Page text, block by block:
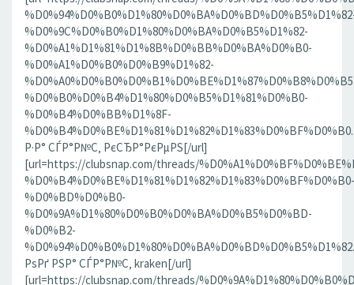
%D0%9C%D0%B0%D1%80%D0%BA%D0%B5%D1%82-
%D0%A1%D1%81%D1%8B%D0%BB%D0%BA%D0%B0-
%D0%A1%D0%B0%D0%B9%D1%82-
%D0%B0%D0%B4%D1%80%D0%B5%D1%81%D0%B0-
%D0%B4%D0%BB%D1%8F-
Р·Р° СЃР°Р№С‚ РєСЂР°РєРµРЅ[/url]
[url=https://clubsnap.com/threads/
%D0%B4%D0%BE%D1%81%D1%82%D1%83%D0%BF%D0%B0-
%D0%BD%D0%B0-
%D0%9A%D1%80%D0%B0%D0%BA%D0%B5%D0%BD-
%D0%B2-
РѕРґ РЅР° СЃР°Р№С‚ kraken[/url]
[url=https://clubsnap.com/threads/